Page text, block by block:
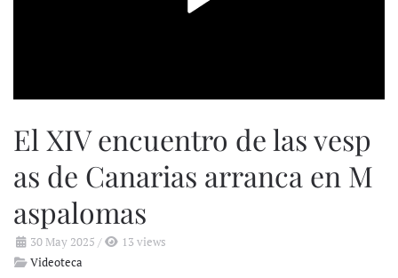
El XIV encuentro de las vesp
as de Canarias arranca en M
aspalomas
30 May 2025 /
13 views
Videoteca